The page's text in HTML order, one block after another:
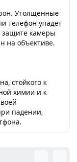
Утолщенные
телефон упадет
защите камеры
на объективе.
стойкого к
химии и к
падении,